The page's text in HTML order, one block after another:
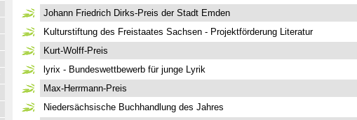
Johann Friedrich Dirks-Preis der Stadt Emden
Kulturstiftung des Freistaates Sachsen - Projektförderung Literatur
Kurt-Wolff-Preis
lyrix - Bundeswettbewerb für junge Lyrik
Max-Herrmann-Preis
Niedersächsische Buchhandlung des Jahres